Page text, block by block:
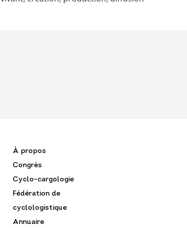
À propos
Congrès
Cyclo-cargologie
Fédération de
cyclologistique
Annuaire